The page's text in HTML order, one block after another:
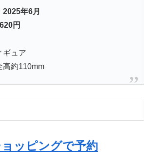
年6月
円
ギュア
高約110mm
ッピングで予約